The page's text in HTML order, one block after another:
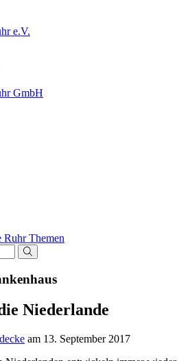
e.V.
GmbH
Ruhr Themen
Niederlande
am 13. September 2017